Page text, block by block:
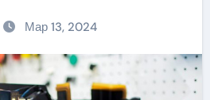
Мар 13, 2024